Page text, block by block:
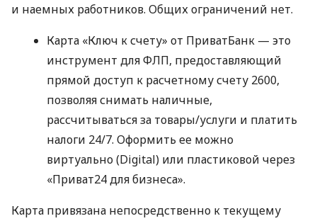
и наемных работников. Общих ограничений нет.
Карта «Ключ к счету» от ПриватБанк — это
инструмент для ФЛП, предоставляющий
прямой доступ к расчетному счету 2600,
позволяя снимать наличные,
рассчитываться за товары/услуги и платить
налоги 24/7. Оформить ее можно
виртуально (Digital) или пластиковой через
«Приват24 для бизнеса».
Карта привязана непосредственно к текущему